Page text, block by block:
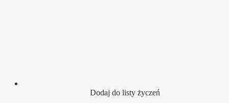
Dodaj do listy życzeń